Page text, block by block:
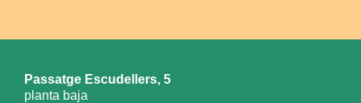
Passatge Escudellers, 5
planta baja